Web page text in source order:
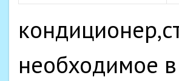
необходимое